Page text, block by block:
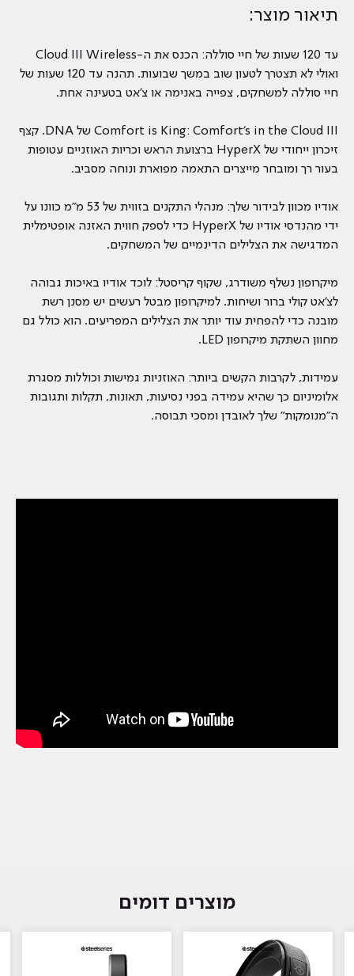
תיאור מוצר:
עד 120 שעות של חיי סוללה: הכנס את ה-Cloud III Wireless
ואולי לא תצטרך לטעון שוב במשך שבועות. תהנה עד 120 שעות של
חיי סוללה למשחקים, צפייה באנימה או צ'אט בטעינה אחת.
Comfort is King: Comfort's in the Cloud III של DNA. קצף
זיכרון ייחודי של HyperX ברצועת הראש וכריות האוזניים עטופות
בעור רך ומובחר מייצרים התאמה מפוארת ונוחה מסביב.
אודיו מכוון לבידור שלך: מנהלי התקנים בזווית של 53 מ"מ כוונו על
ידי מהנדסי אודיו של HyperX כדי לספק חווית האזנה אופטימלית
המדגישה את הצלילים הדינמיים של המשחקים.
מיקרופון נשלף משודרג, שקוף קריסטל: לוכד אודיו באיכות גבוהה
לצ'אט קולי ברור ושיחות. למיקרופון מבטל רעשים יש מסנן רשת
מובנה כדי להפחית עוד יותר את הצלילים המפריעים. הוא כולל גם
מחוון השתקת מיקרופון LED.
עמידות, לקרבות הקשים ביותר: האוזניות גמישות וכוללות מסגרת
אלומיניום כך שהיא עמידה בפני נסיעות, תאונות, תקלות ותגובות
ה"מנומקות" שלך לאובדן ומסכי תבוסה.
מוצרים דומים